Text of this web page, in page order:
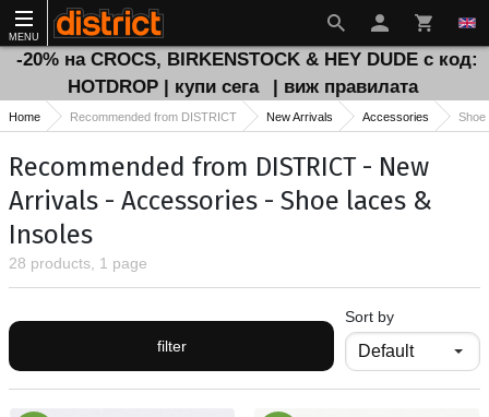
MENU
-20% на CROCS, BIRKENSTOCK & HEY DUDE с код:
HOTDROP | купи сега
| виж правилата
Home Recommended from DISTRICT New Arrivals Accessories Shoe
Recommended from DISTRICT - New
Arrivals - Accessories - Shoe laces &
Insoles
28 products, 1 page
filter
Sort by